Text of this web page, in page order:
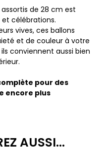
de 28 cm est
célébrations.
vives, ces ballons
et de couleur à votre
conviennent aussi bien
pour des
encore plus
AUSSI...